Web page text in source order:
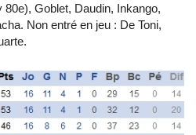
Goblet, Daudin, Inkango,
Non entré en jeu : De Toni,